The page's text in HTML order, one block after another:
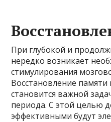
При глубокой и
нередко возникает
стимулирования
Восстановление памяти
становится важной
периода. С этой целью
эффективными будут